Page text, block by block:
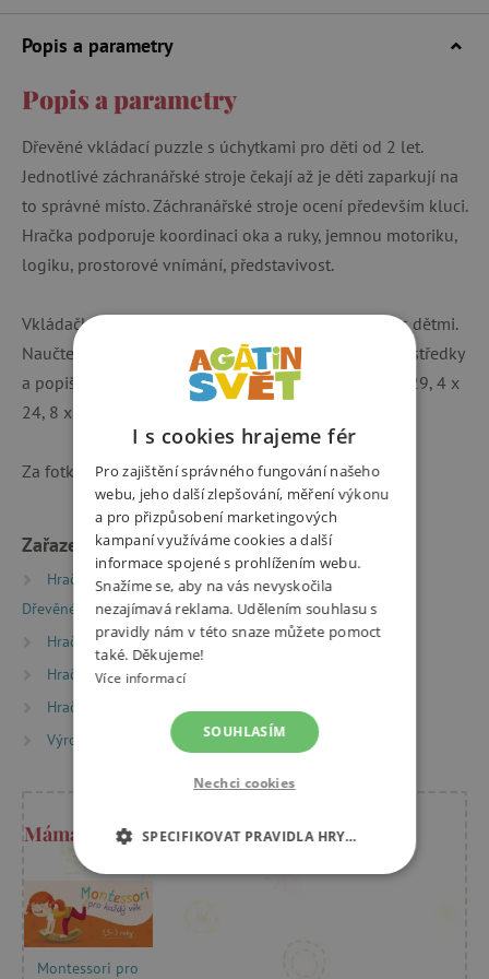
Popis a parametry
Popis a parametry
Dřevěné vkládací puzzle s úchytkami pro děti od 2 let.
Jednotlivé záchranářské stroje čekají až je děti zaparkují na
to správné místo. Záchranářské stroje ocení především kluci.
Hračka podporuje koordinaci oka a ruky, jemnou motoriku,
logiku, prostorové vnímání, představivost.
Vkládačku můžete použít také ke komunikační hře s dětmi.
Naučte děti pojmenovat jednotlivé záchranářské prostředky
a popište dětem k čemu slouží. Velikost produktu je 29, 4 x
24, 8 x 1, 8 cm.
Za fotky děkujeme @ami_umi.
Zařazeno v kategoriích
Hračky dle typu
Puzzle, mozaiky a vkládačky
Dřevěné vkládačky
Hračky dle typu
Montessori hračky
Hračky dle typu
Hračky dle věku
Výrobci
Hape
Máma Kristýna radí
Montessori pro
I s cookies hrajeme fér
Pro zajištění správného fungování našeho
webu, jeho další zlepšování, měření výkonu
a pro přizpůsobení marketingových
kampaní využíváme cookies a další
informace spojené s prohlížením webu.
Snažíme se, aby na vás nevyskočila
nezajímavá reklama. Udělením souhlasu s
pravidly nám v této snaze můžete pomoct
také. Děkujeme!
Více informací
SOUHLASÍM
Nechci cookies
SPECIFIKOVAT PRAVIDLA HRY…
NEZBYTNĚ NUTNÉ COOKIES